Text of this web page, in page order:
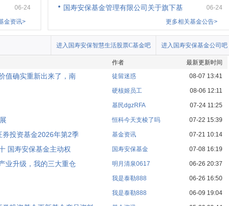
06-24
金资讯>
国寿安保基金管理有限公司关于旗下基
06-24
更多相关基金公告>
进入国寿安保基金公司吧
进入国寿安保智慧生活股票C基金吧
作者
最新更新时间
值确实重新出来了，南 徒留迷惑 08-07 13:41
硬核姬员工 08-06 12:11
基民dgzRFA 07-24 11:25
恒科今天支棱了吗 07-22 15:39
券投资基金2026年第2季 基金资讯 07-21 10:14
国寿安保基金主动权 国寿安保基金 07-08 16:19
业升级，我的三大重仓 明月清泉0617 06-26 20:37
我是泰勒888 06-26 16:50
我是泰勒888 06-09 19:04